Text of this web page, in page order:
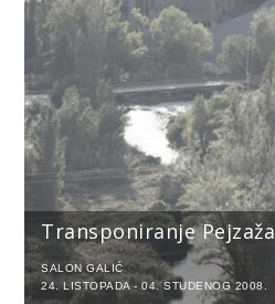
Transponiranje Pejzaža
SALON GALIĆ
24. LISTOPADA - 04. STUDENOG 2008.